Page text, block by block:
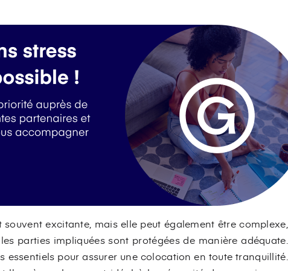
excitante, mais elle peut également être complexe,
parties impliquées sont protégées de manière adéquate.
essentiels pour assurer une colocation en toute tranquillité.